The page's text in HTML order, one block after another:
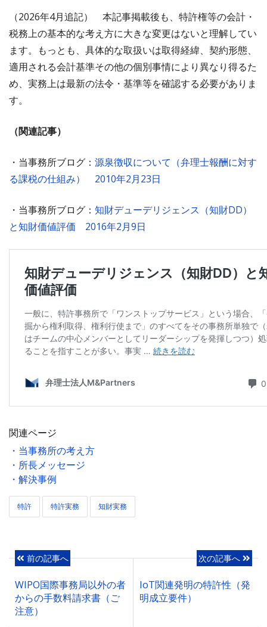
（2026年4月追記） 本記事掲載後も、特許権等の会計・
税務上の基本的な考え方に大きな変更はないと理解してい
ます。もっとも、具体的な取扱いは取得経緯、契約形態、
適用される会計基準その他の個別事情により異なり得るた
め、実務上は最新の法令・基準等を確認する必要がありま
す。
（関連記事）
・当事務所ブログ： 源泉徴収について（弁理士報酬に対す
る課税の仕組み） 2010年2月23日
・当事務所ブログ： 知財デューデリジェンス（知財DD）
と知財価値評価 2016年2月9日
関連ページ
・当事務所の考え方
・所長メッセージ
・解決事例
特許 特許実務 知財実務
前の記事へ
WIPO国際事務局以外の者
からの手数料請求書（ご
注意）
次の記事へ
IoT関連発明の特許性（発
明成立要件）